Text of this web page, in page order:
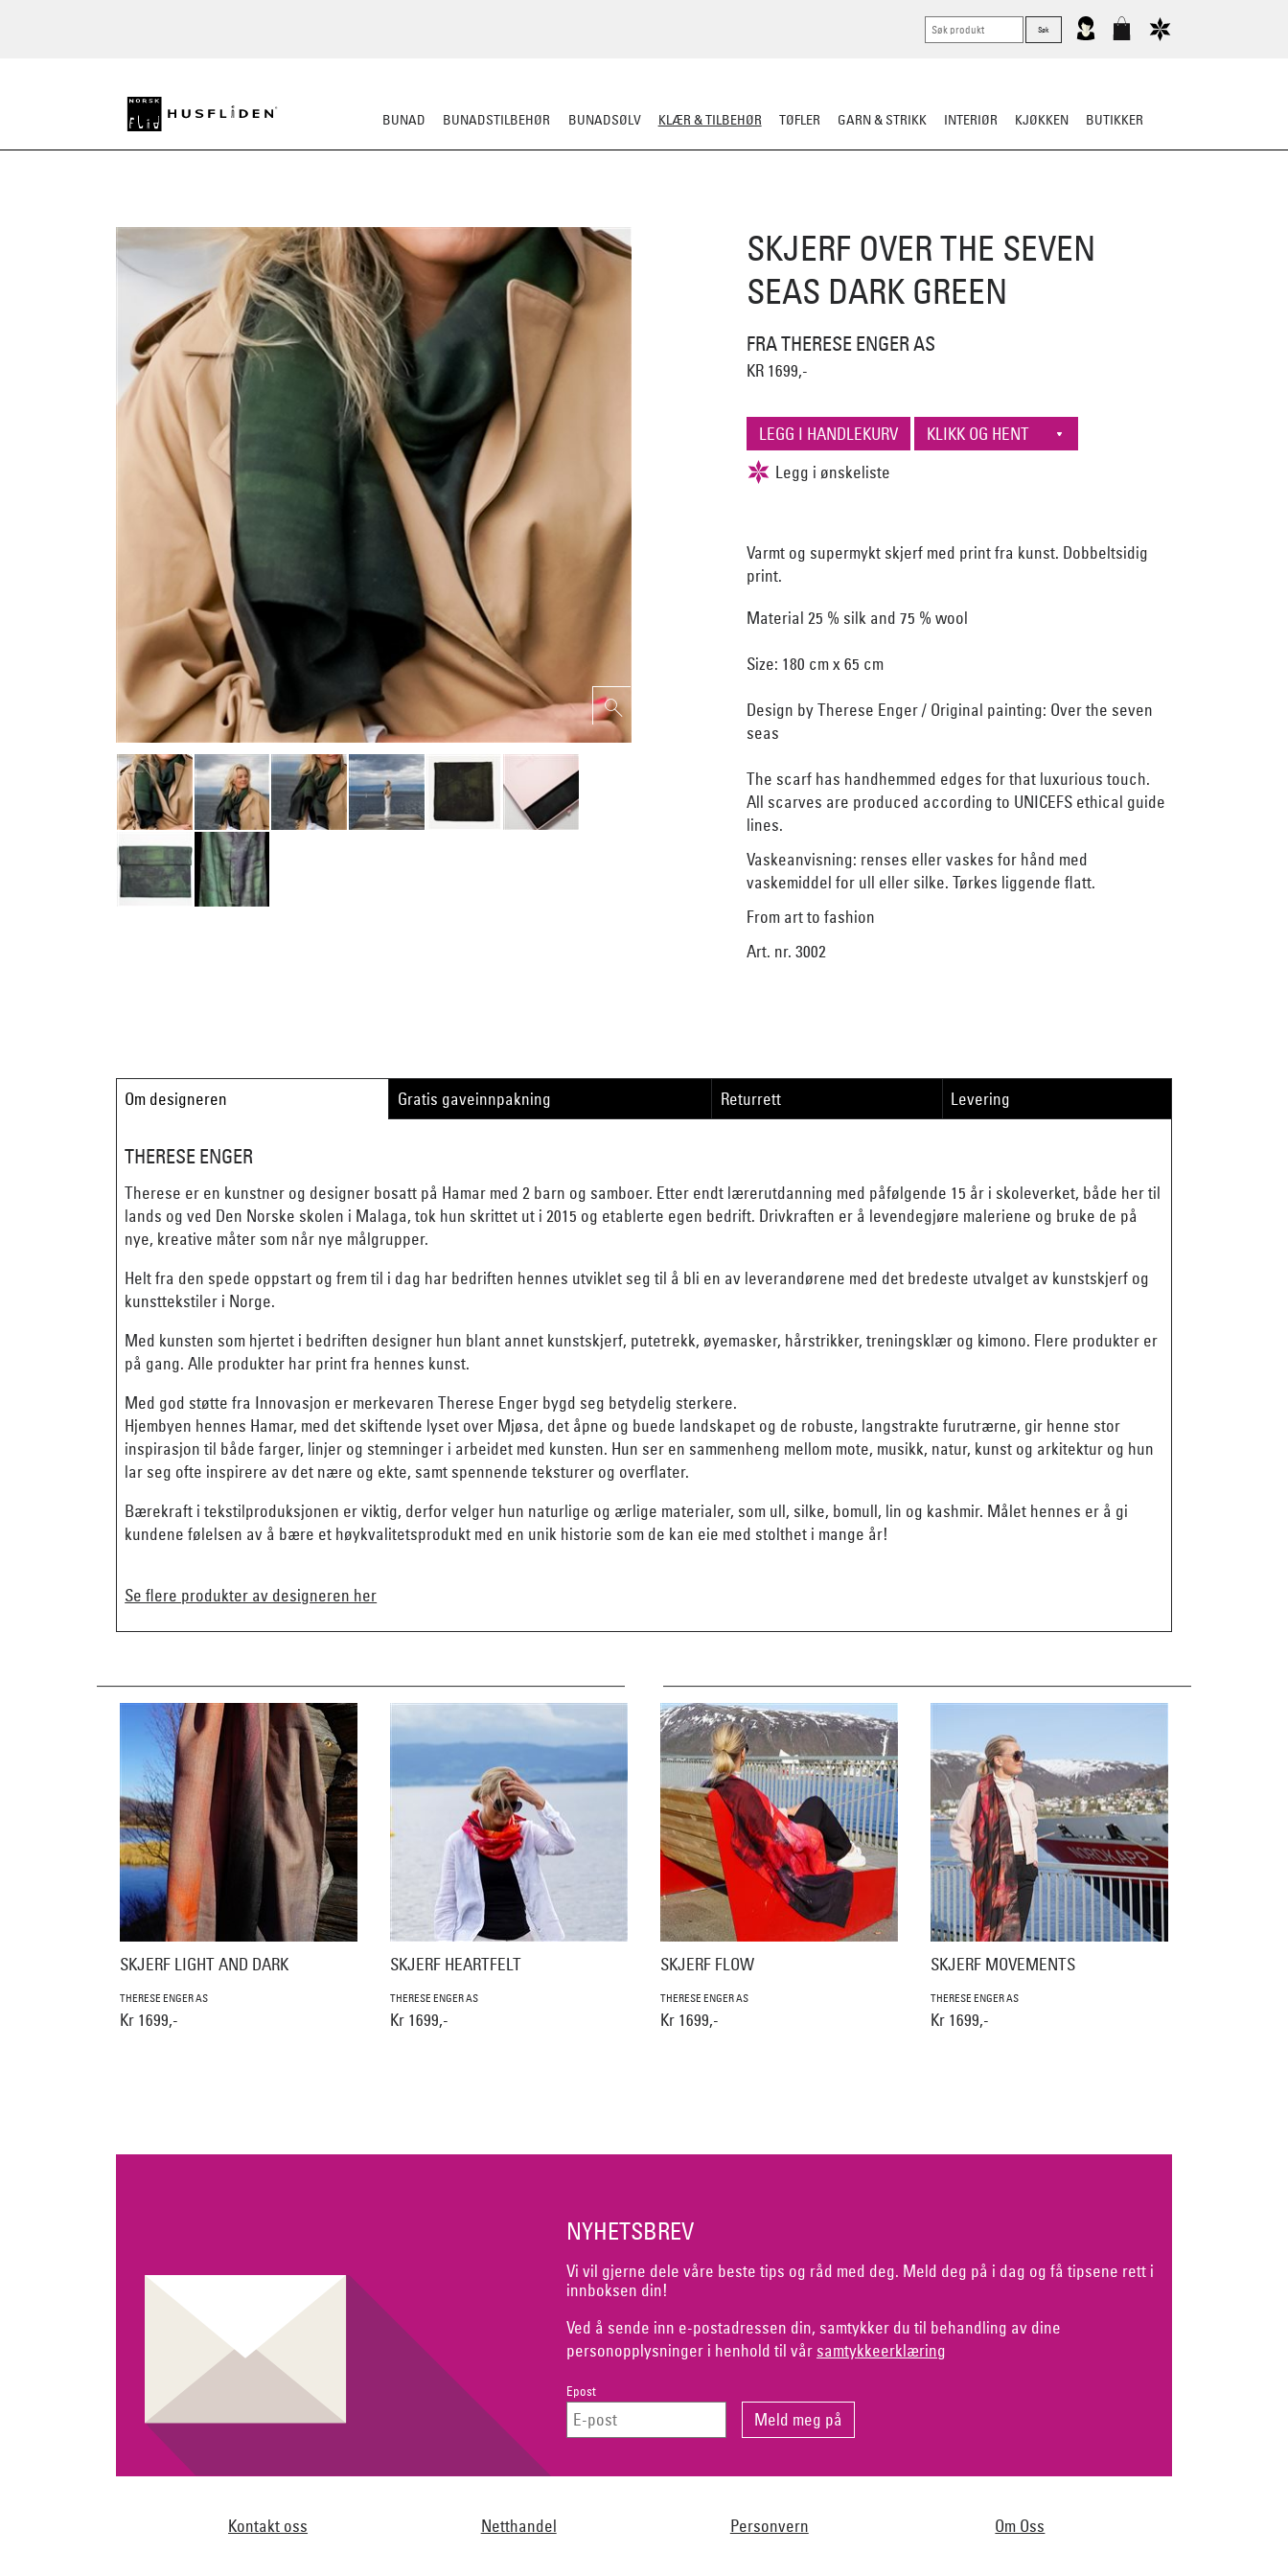
BUNAD BUNADSTILBEHØR BUNADSØLV KLÆR & TILBEHØR TØFLER GARN & STRIKK INTERIØR KJØKKEN BUTIKKER
SKJERF OVER THE SEVEN
SEAS DARK GREEN
FRA THERESE ENGER AS
KR 1699,-
Varmt og supermykt skjerf med print fra kunst. Dobbeltsidig
print.
Material 25 % silk and 75 % wool
Size: 180 cm x 65 cm
Design by Therese Enger / Original painting: Over the seven
seas
The scarf has handhemmed edges for that luxurious touch.
All scarves are produced according to UNICEFS ethical guide
lines.
Vaskeanvisning: renses eller vaskes for hånd med
vaskemiddel for ull eller silke. Tørkes liggende flatt.
From art to fashion
Art. nr. 3002
Om designeren Gratis gaveinnpakning Returrett Levering
THERESE ENGER
Therese er en kunstner og designer bosatt på Hamar med 2 barn og samboer. Etter endt lærerutdanning med påfølgende 15 år i skoleverket, både her til
lands og ved Den Norske skolen i Malaga, tok hun skrittet ut i 2015 og etablerte egen bedrift. Drivkraften er å levendegjøre maleriene og bruke de på
nye, kreative måter som når nye målgrupper.
Helt fra den spede oppstart og frem til i dag har bedriften hennes utviklet seg til å bli en av leverandørene med det bredeste utvalget av kunstskjerf og
kunsttekstiler i Norge.
Med kunsten som hjertet i bedriften designer hun blant annet kunstskjerf, putetrekk, øyemasker, hårstrikker, treningsklær og kimono. Flere produkter er
på gang. Alle produkter har print fra hennes kunst.
Med god støtte fra Innovasjon er merkevaren Therese Enger bygd seg betydelig sterkere.
Hjembyen hennes Hamar, med det skiftende lyset over Mjøsa, det åpne og buede landskapet og de robuste, langstrakte furutrærne, gir henne stor
inspirasjon til både farger, linjer og stemninger i arbeidet med kunsten. Hun ser en sammenheng mellom mote, musikk, natur, kunst og arkitektur og hun
lar seg ofte inspirere av det nære og ekte, samt spennende teksturer og overflater.
Bærekraft i tekstilproduksjonen er viktig, derfor velger hun naturlige og ærlige materialer, som ull, silke, bomull, lin og kashmir. Målet hennes er å gi
kundene følelsen av å bære et høykvalitetsprodukt med en unik historie som de kan eie med stolthet i mange år!
Se flere produkter av designeren her
SKJERF LIGHT AND DARK
THERESE ENGER AS
Kr 1699,-
SKJERF HEARTFELT
THERESE ENGER AS
Kr 1699,-
SKJERF FLOW
THERESE ENGER AS
Kr 1699,-
SKJERF MOVEMENTS
THERESE ENGER AS
Kr 1699,-
NYHETSBREV
Vi vil gjerne dele våre beste tips og råd med deg. Meld deg på i dag og få tipsene rett i
innboksen din!
Ved å sende inn e-postadressen din, samtykker du til behandling av dine
personopplysninger i henhold til vår samtykkeerklæring
Epost
Kontakt oss Netthandel Personvern Om Oss